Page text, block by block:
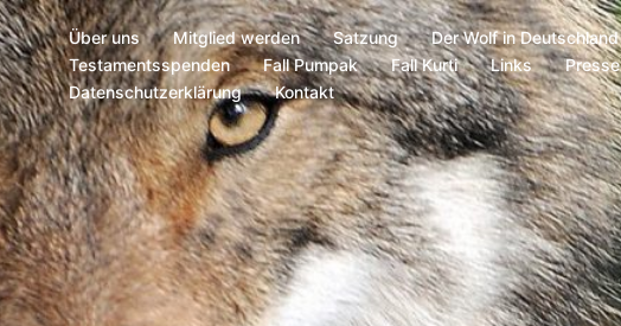
Über uns Mitglied werden Satzung Der Wolf in Deutschland
Testamentsspenden
Fall Pumpak Fall Kurti Links Presse
Datenschutzerklärung
Kontakt